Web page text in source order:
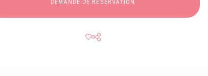
DEMANDE DE RÉSERVATION